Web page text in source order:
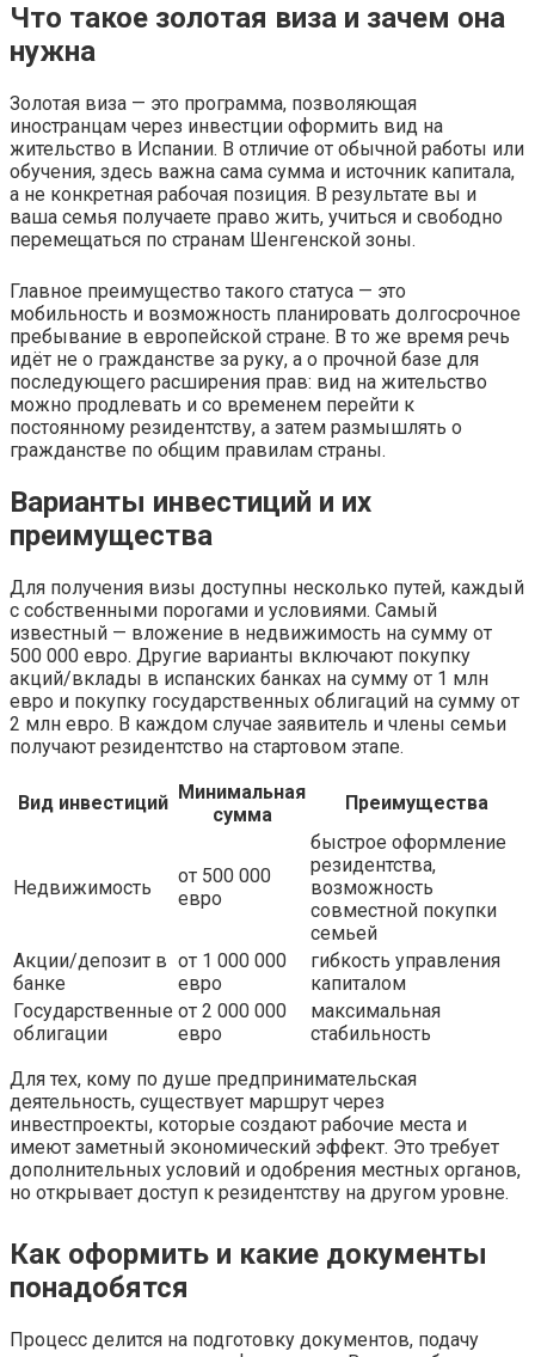
Что такое золотая виза и зачем она
нужна
Золотая виза — это программа, позволяющая
иностранцам через инвестции оформить вид на
жительство в Испании. В отличие от обычной работы или
обучения, здесь важна сама сумма и источник капитала,
а не конкретная рабочая позиция. В результате вы и
ваша семья получаете право жить, учиться и свободно
перемещаться по странам Шенгенской зоны.
Главное преимущество такого статуса — это
мобильность и возможность планировать долгосрочное
пребывание в европейской стране. В то же время речь
идёт не о гражданстве за руку, а о прочной базе для
последующего расширения прав: вид на жительство
можно продлевать и со временем перейти к
постоянному резидентству, а затем размышлять о
гражданстве по общим правилам страны.
Варианты инвестиций и их
преимущества
Для получения визы доступны несколько путей, каждый
с собственными порогами и условиями. Самый
известный — вложение в недвижимость на сумму от
500 000 евро. Другие варианты включают покупку
акций/вклады в испанских банках на сумму от 1 млн
евро и покупку государственных облигаций на сумму от
2 млн евро. В каждом случае заявитель и члены семьи
получают резидентство на стартовом этапе.
Вид инвестиций Минимальная
сумма
Преимущества
Недвижимость
от 500 000
евро
быстрое оформление
резидентства,
возможность
совместной покупки
семьей
Акции/депозит в
банке
от 1 000 000
евро
гибкость управления
капиталом
Государственные
облигации
от 2 000 000
евро
максимальная
стабильность
Для тех, кому по душе предпринимательская
деятельность, существует маршрут через
инвестпроекты, которые создают рабочие места и
имеют заметный экономический эффект. Это требует
дополнительных условий и одобрения местных органов,
но открывает доступ к резидентству на другом уровне.
Как оформить и какие документы
понадобятся
Процесс делится на подготовку документов, подачу